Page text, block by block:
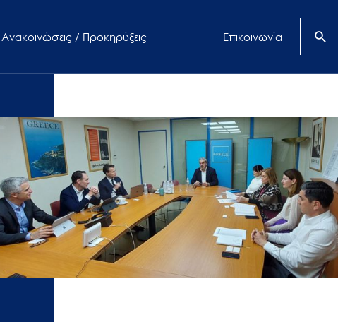
Ανακοινώσεις / Προκηρύξεις Επικοινωνία